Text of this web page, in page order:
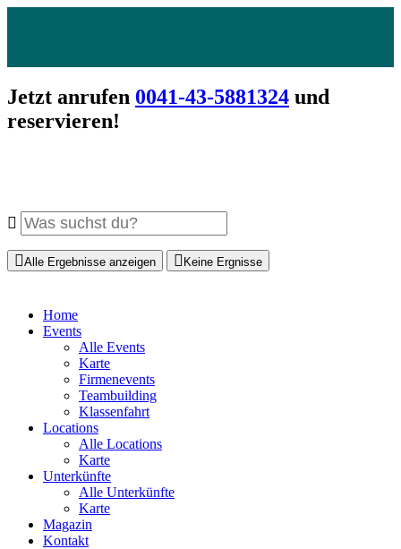
Jetzt anrufen 0041-43-5881324 und
reservieren!
Alle Ergebnisse anzeigen Keine Ergnisse
Home
Events
Alle Events
Karte
Firmenevents
Teambuilding
Klassenfahrt
Locations
Alle Locations
Karte
Unterkünfte
Alle Unterkünfte
Karte
Magazin
Kontakt